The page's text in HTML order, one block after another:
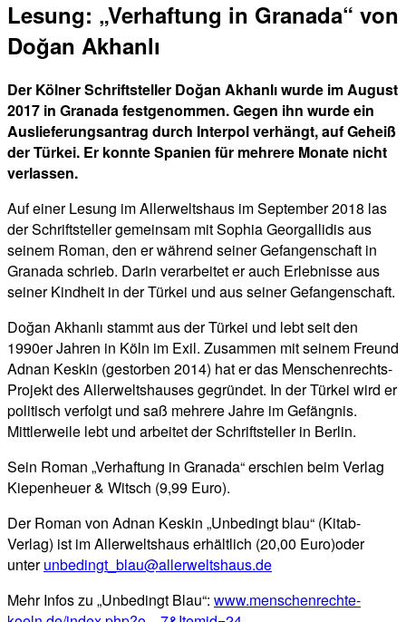
Lesung: „Verhaftung in Granada“ von
Doğan Akhanlı
Der Kölner Schriftsteller Doğan Akhanlı wurde im August
2017 in Granada festgenommen. Gegen ihn wurde ein
Auslieferungsantrag durch Interpol verhängt, auf Geheiß
der Türkei. Er konnte Spanien für mehrere Monate nicht
verlassen.
Auf einer Lesung im Allerweltshaus im September 2018 las
der Schriftsteller gemeinsam mit Sophia Georgallidis aus
seinem Roman, den er während seiner Gefangenschaft in
Granada schrieb. Darin verarbeitet er auch Erlebnisse aus
seiner Kindheit in der Türkei und aus seiner Gefangenschaft.
Doğan Akhanlı stammt aus der Türkei und lebt seit den
1990er Jahren in Köln im Exil. Zusammen mit seinem Freund
Adnan Keskin (gestorben 2014) hat er das Menschenrechts-
Projekt des Allerweltshauses gegründet. In der Türkei wird er
politisch verfolgt und saß mehrere Jahre im Gefängnis.
Mittlerweile lebt und arbeitet der Schriftsteller in Berlin.
Sein Roman „Verhaftung in Granada“ erschien beim Verlag
Kiepenheuer & Witsch (9,99 Euro).
Der Roman von Adnan Keskin „Unbedingt blau“ (Kitab-
Verlag) ist im Allerweltshaus erhältlich (20,00 Euro)oder
unterunbedingt_blau@allerweltshaus.de
Mehr Infos zu „Unbedingt Blau“: www.menschenrechte-